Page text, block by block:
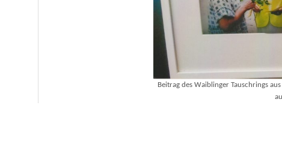
Beitrag des Waiblinger Tauschrings